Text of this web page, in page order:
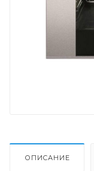
ОПИСАНИЕ